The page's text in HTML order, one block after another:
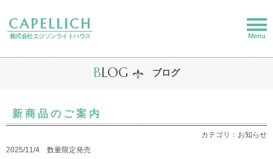
CAPELLICH
株式会社エジソンライトハウス Menu
BLOG ブログ
新商品のご案内
カテゴリ：お知らせ
2025/11/4 数量限定発売